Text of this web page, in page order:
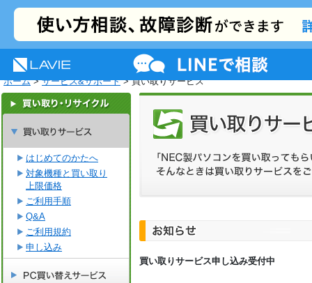
NEC LAVIE公式サイト
サポート プレミアムサービス 活用情報
ホーム>サービス&サポート> 買い取りサービス
はじめてのかたへ
対象機種と買い取り
上限価格
ご利用手順
Q&A
ご利用規約
申し込み
買い取りサービス申し込み受付中